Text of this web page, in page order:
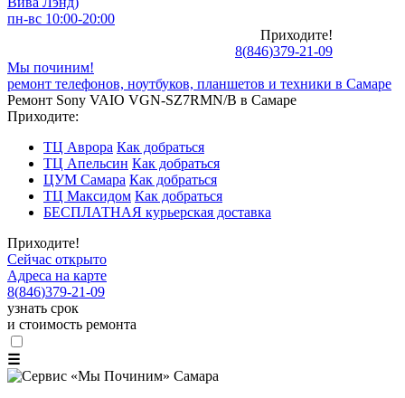
пн-вс 10:00-20:00
Приходите!
8(846)379-21-09
Мы починим!
ремонт телефонов, ноутбуков, планшетов и техники в Самаре
Ремонт Sony VAIO VGN-SZ7RMN/B в Самаре
Приходите:
ТЦ Аврора Как добраться
ТЦ Апельсин Как добраться
ЦУМ Самара Как добраться
ТЦ Максидом Как добраться
БЕСПЛАТНАЯ курьерская доставка
Приходите!
Сейчас открыто
Адреса на карте
8(846)379-21-09
узнать срок
и стоимость ремонта
☰